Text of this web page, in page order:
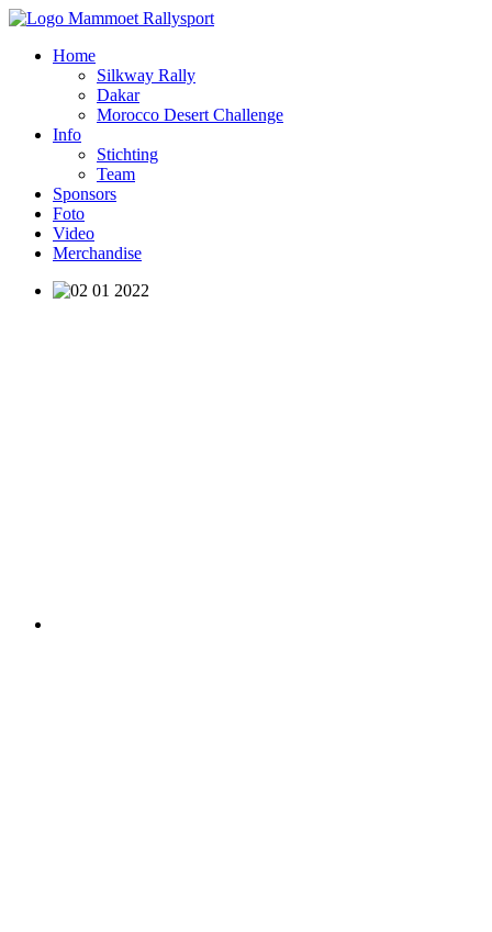
Home
Silkway Rally
Dakar
Morocco Desert Challenge
Info
Stichting
Team
Sponsors
Foto
Video
Merchandise